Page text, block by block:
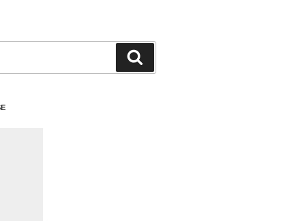
索